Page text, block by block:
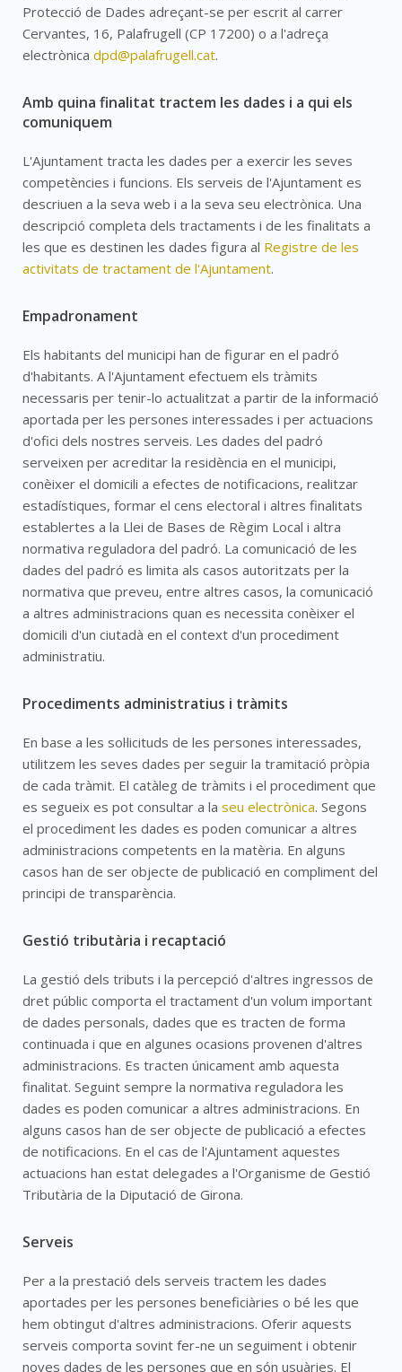
Protecció de Dades adreçant-se per escrit al carrer
Cervantes, 16, Palafrugell (CP 17200) o a l'adreça
electrònica dpd@palafrugell.cat.
Amb quina finalitat tractem les dades i a qui els
comuniquem
L'Ajuntament tracta les dades per a exercir les seves
competències i funcions. Els serveis de l'Ajuntament es
descriuen a la seva web i a la seva seu electrònica. Una
descripció completa dels tractaments i de les finalitats a
les que es destinen les dades figura al Registre de les
activitats de tractament de l'Ajuntament.
Empadronament
Els habitants del municipi han de figurar en el padró
d'habitants. A l'Ajuntament efectuem els tràmits
necessaris per tenir-lo actualitzat a partir de la informació
aportada per les persones interessades i per actuacions
d'ofici dels nostres serveis. Les dades del padró
serveixen per acreditar la residència en el municipi,
conèixer el domicili a efectes de notificacions, realitzar
estadístiques, formar el cens electoral i altres finalitats
establertes a la Llei de Bases de Règim Local i altra
normativa reguladora del padró. La comunicació de les
dades del padró es limita als casos autoritzats per la
normativa que preveu, entre altres casos, la comunicació
a altres administracions quan es necessita conèixer el
domicili d'un ciutadà en el context d'un procediment
administratiu.
Procediments administratius i tràmits
En base a les sol·licituds de les persones interessades,
utilitzem les seves dades per seguir la tramitació pròpia
de cada tràmit. El catàleg de tràmits i el procediment que
es segueix es pot consultar a la seu electrònica. Segons
el procediment les dades es poden comunicar a altres
administracions competents en la matèria. En alguns
casos han de ser objecte de publicació en compliment del
principi de transparència.
Gestió tributària i recaptació
La gestió dels tributs i la percepció d'altres ingressos de
dret públic comporta el tractament d'un volum important
de dades personals, dades que es tracten de forma
continuada i que en algunes ocasions provenen d'altres
administracions. Es tracten únicament amb aquesta
finalitat. Seguint sempre la normativa reguladora les
dades es poden comunicar a altres administracions. En
alguns casos han de ser objecte de publicació a efectes
de notificacions. En el cas de l'Ajuntament aquestes
actuacions han estat delegades a l'Organisme de Gestió
Tributària de la Diputació de Girona.
Serveis
Per a la prestació dels serveis tractem les dades
aportades per les persones beneficiàries o bé les que
hem obtingut d'altres administracions. Oferir aquests
serveis comporta sovint fer-ne un seguiment i obtenir
noves dades de les persones que en són usuàries. El